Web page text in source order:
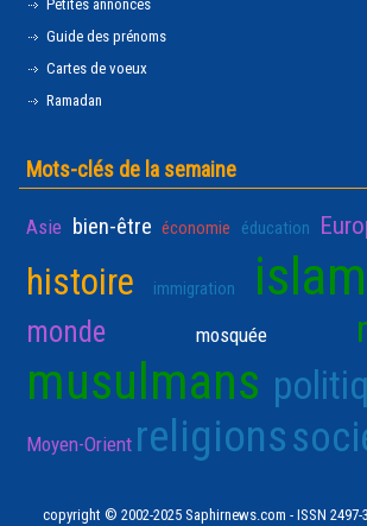
Petites annonces
Guide des prénoms
Cartes de voeux
Ramadan
Mots-clés de la semaine
Asie bien-être économie éducation
histoire immigration islam
monde mosquée
musulmans
Moyen-Orient religions
copyright © 2002-2025 Saphirnews.com - ISSN